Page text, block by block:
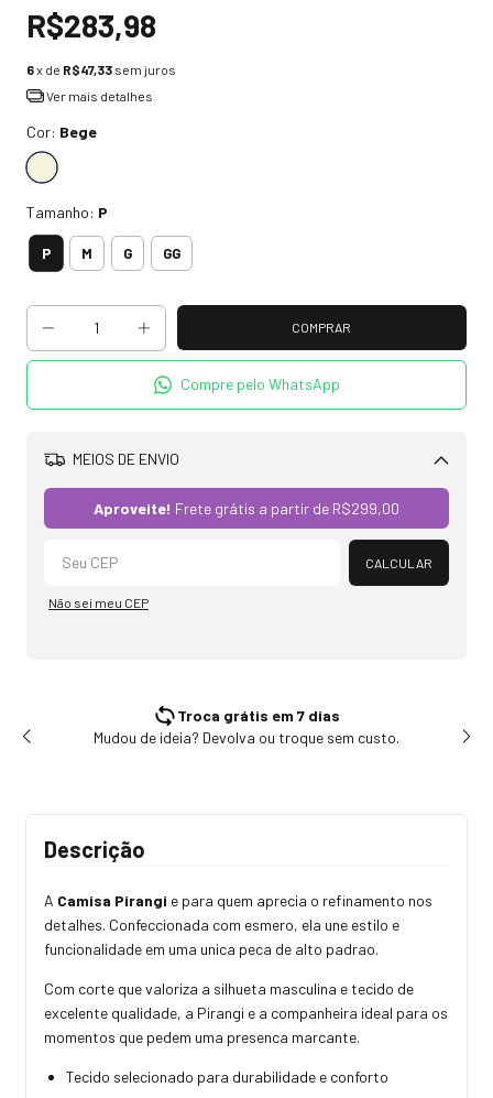
R$283,98
6x de R$47,33 sem juros
Ver mais detalhes
Cor: Bege
Tamanho: P
P M G GG
Compre pelo WhatsApp
MEIOS DE ENVIO
Aproveite! Frete grátis a partir de R$299,00
CALCULAR
Não sei meu CEP
Troca grátis em 7 dias
Mudou de ideia? Devolva ou troque sem custo.
Descrição
A Camisa Pirangi e para quem aprecia o refinamento nos
detalhes. Confeccionada com esmero, ela une estilo e
funcionalidade em uma unica peca de alto padrao.
Com corte que valoriza a silhueta masculina e tecido de
excelente qualidade, a Pirangi e a companheira ideal para os
momentos que pedem uma presenca marcante.
Tecido selecionado para durabilidade e conforto